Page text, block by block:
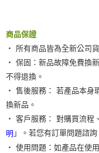
商品保證
‧ 所有商品皆為全新公司
‧ 保固：新品故障免費換
不得退換。
‧ 售後服務： 若產品本身
換新品。
‧ 客戶服務： 對購買流程
明 」。若您有訂單問題諮詢
‧ 使用問題：如產品在使